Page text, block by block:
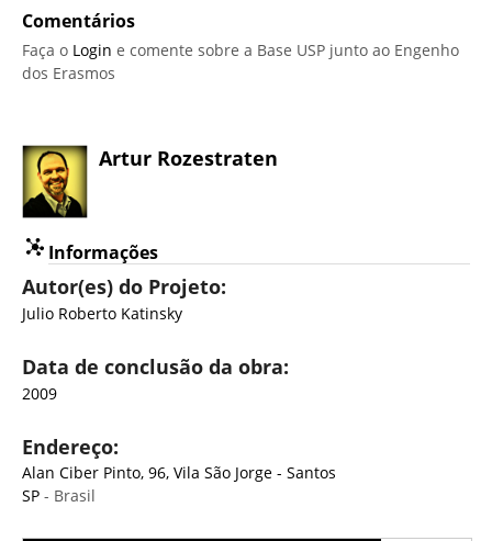
Comentários
Faça o Login e comente sobre a Base USP junto ao Engenho
dos Erasmos
Artur Rozestraten
Informações
Autor(es) do Projeto:
Julio Roberto Katinsky
Data de conclusão da obra:
2009
Endereço:
Alan Ciber Pinto, 96, Vila São Jorge - Santos
SP - Brasil